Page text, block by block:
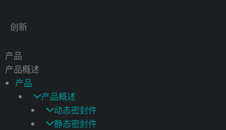
创新
产品
产品概述
产品
产品概述
动态密封件
静态密封件